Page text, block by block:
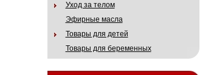
Уход за телом
Эфирные масла
Товары для детей
Товары для беременных